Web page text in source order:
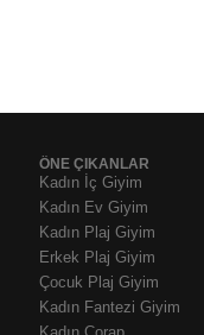
ÖNE ÇIKANLAR
Kadın İç Giyim
Kadın Ev Giyim
Kadın Plaj Giyim
Erkek Plaj Giyim
Çocuk Plaj Giyim
Kadın Fantezi Giyim